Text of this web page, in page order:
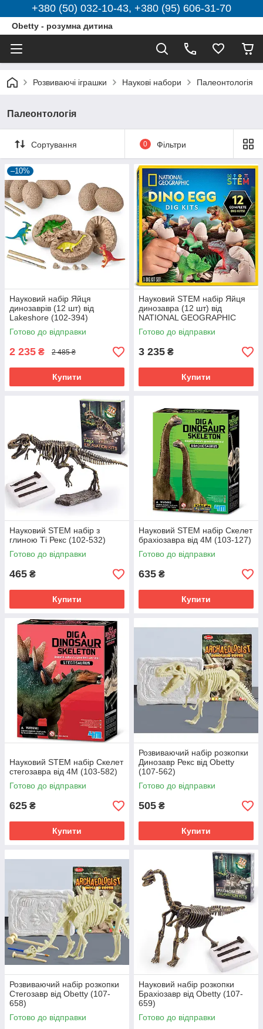
+380 (50) 032-10-43, +380 (95) 606-31-70
Obetty - розумна дитина
Розвиваючі іграшки Наукові набори Палеонтологія
Палеонтологія
Сортування 0 Фільтри
–10%
Науковий набір Яйця
динозаврів (12 шт) від
Lakeshore (102-394)
Готово до відправки
2 235 ₴ 2 485 ₴
Купити
Науковий STEM набір Яйця
динозавра (12 шт) від
NATIONAL GEOGRAPHIC
(102-456)
Готово до відправки
3 235 ₴
Купити
Науковий STEM набір з
глиною Ті Рекс (102-532)
Готово до відправки
465 ₴
Купити
Науковий STEM набір Скелет
брахіозавра від 4M (103-127)
Готово до відправки
635 ₴
Купити
Науковий STEM набір Скелет
стегозавра від 4M (103-582)
Готово до відправки
625 ₴
Купити
Розвиваючий набір розкопки
Динозавр Рекс від Obetty
(107-562)
Готово до відправки
505 ₴
Купити
Розвиваючий набір розкопки
Стегозавр від Obetty (107-
658)
Готово до відправки
Науковий набір розкопки
Брахіозавр від Obetty (107-
659)
Готово до відправки